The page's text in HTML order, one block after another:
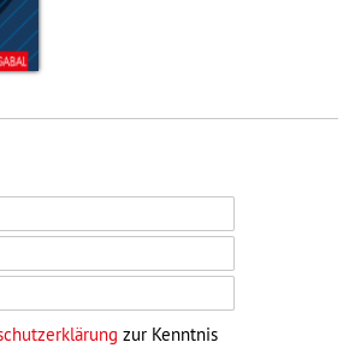
zur Kenntnis